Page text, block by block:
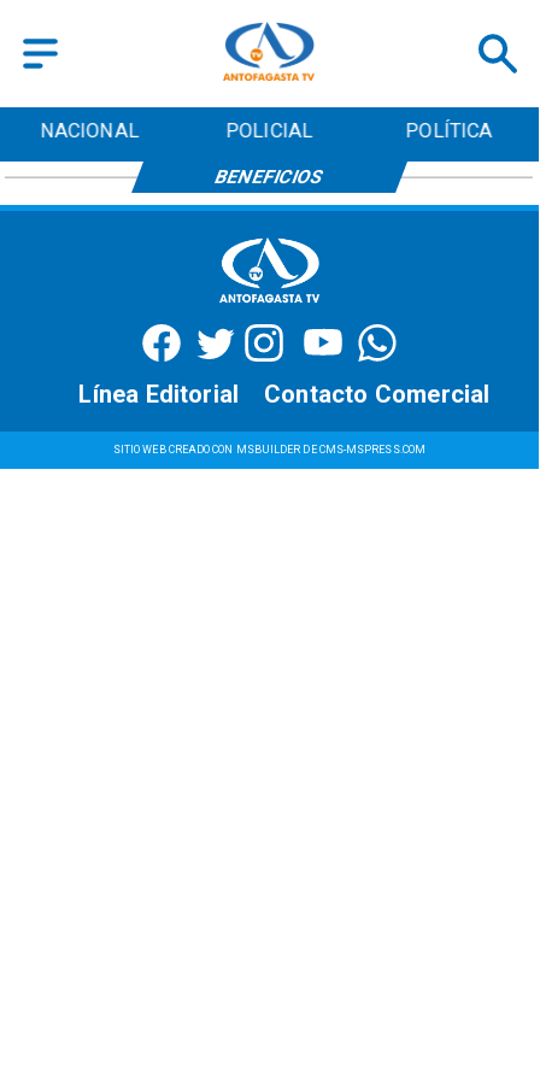
NACIONAL POLICIAL POLÍTICA
BENEFICIOS
SITIO WEB CREADO CON MSBUILDER DE CMS-MSPRESS.COM
Contacto Comercial
Línea Editorial